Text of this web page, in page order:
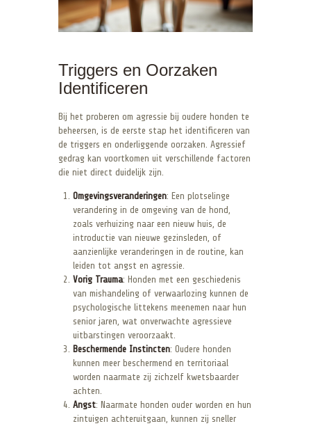
Triggers en Oorzaken
Identificeren
Bij het proberen om agressie bij oudere honden te
beheersen, is de eerste stap het identificeren van
de triggers en onderliggende oorzaken. Agressief
gedrag kan voortkomen uit verschillende factoren
die niet direct duidelijk zijn.
Omgevingsveranderingen: Een plotselinge
verandering in de omgeving van de hond,
zoals verhuizing naar een nieuw huis, de
introductie van nieuwe gezinsleden, of
aanzienlijke veranderingen in de routine, kan
leiden tot angst en agressie.
Vorig Trauma: Honden met een geschiedenis
van mishandeling of verwaarlozing kunnen de
psychologische littekens meenemen naar hun
senior jaren, wat onverwachte agressieve
uitbarstingen veroorzaakt.
Beschermende Instincten: Oudere honden
kunnen meer beschermend en territoriaal
worden naarmate zij zichzelf kwetsbaarder
achten.
Angst: Naarmate honden ouder worden en hun
zintuigen achteruitgaan, kunnen zij sneller